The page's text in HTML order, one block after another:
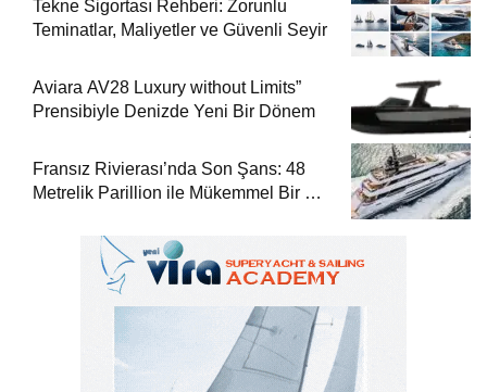
Tekne Sigortası Rehberi: Zorunlu
Teminatlar, Maliyetler ve Güvenli Seyir
Aviara AV28 Luxury without Limits”
Prensibiyle Denizde Yeni Bir Dönem
Fransız Rivierası’nda Son Şans: 48
Metrelik Parillion ile Mükemmel Bir Yat